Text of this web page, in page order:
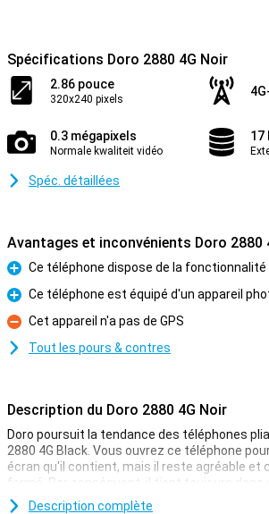
Spécifications Doro 2880 4G Noir
2.86 pouce
320x240 pixels
0.3 mégapixels
Normale kwaliteit vidéo
17
Spéc. détaillées
Avantages et inconvénients Doro 2880
Pour
Ce téléphone dispose de la fonctionnalité
Pour
Ce téléphone est équipé d'un appareil
Contre
Cet appareil n'a pas de GPS
Tout les pours & contres
Description du Doro 2880 4G Noir
Doro poursuit la tendance des téléphones
2880 4G Black. Vous ouvrez ce téléphone
écran qu'il contient, mais il reste agréable et
fermé. Par conséquent, il tient toujours dans
Description complète